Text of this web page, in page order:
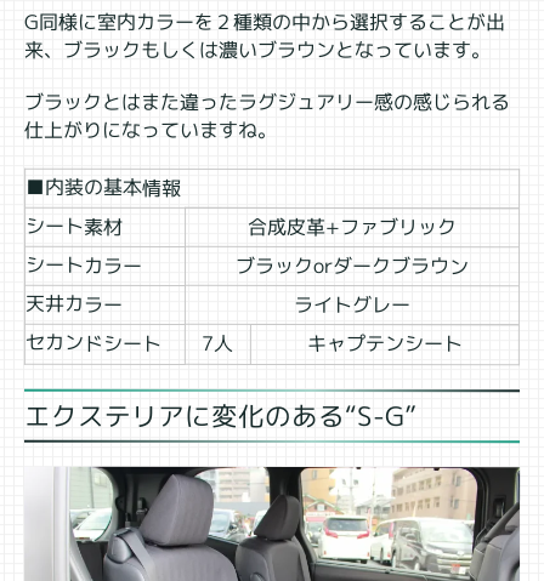
G同様に室内カラーを２種類の中から選択することが出
来、ブラックもしくは濃いブラウンとなっています。
ブラックとはまた違ったラグジュアリー感の感じられる
仕上がりになっていますね。
■内装の基本情報
シート素材 合成皮革+ファブリック
シートカラー ブラックorダークブラウン
天井カラー ライトグレー
セカンドシート 7人 キャプテンシート
エクステリアに変化のある“S-G”